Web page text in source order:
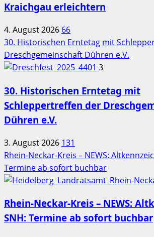
Kraichgau erleichtern
4. August 2026 66
30. Historischen Erntetag mit
Dreschgemeinschaft Dühren e.V.
3
30. Historischen Erntetag mit
Schleppertreffen der
Dühren e.V.
3. August 2026 131
Rhein-Neckar-Kreis – NEWS:
Termine ab sofort buchbar
Rhein-Neckar-Kreis – NEWS:
SNH: Termine ab sofort buchbar